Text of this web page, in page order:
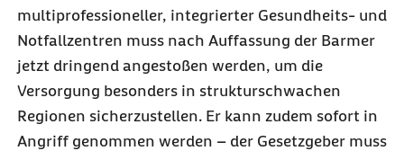
multiprofessioneller, integrierter Gesundheits- und
Notfallzentren muss nach Auffassung der Barmer
jetzt dringend angestoßen werden, um die
Versorgung besonders in strukturschwachen
Regionen sicherzustellen. Er kann zudem sofort in
Angriff genommen werden – der Gesetzgeber muss